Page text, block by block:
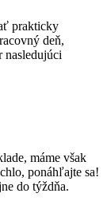
prakticky
deň,
nasledujúci
máme však
ponáhľajte sa!
do týždňa.